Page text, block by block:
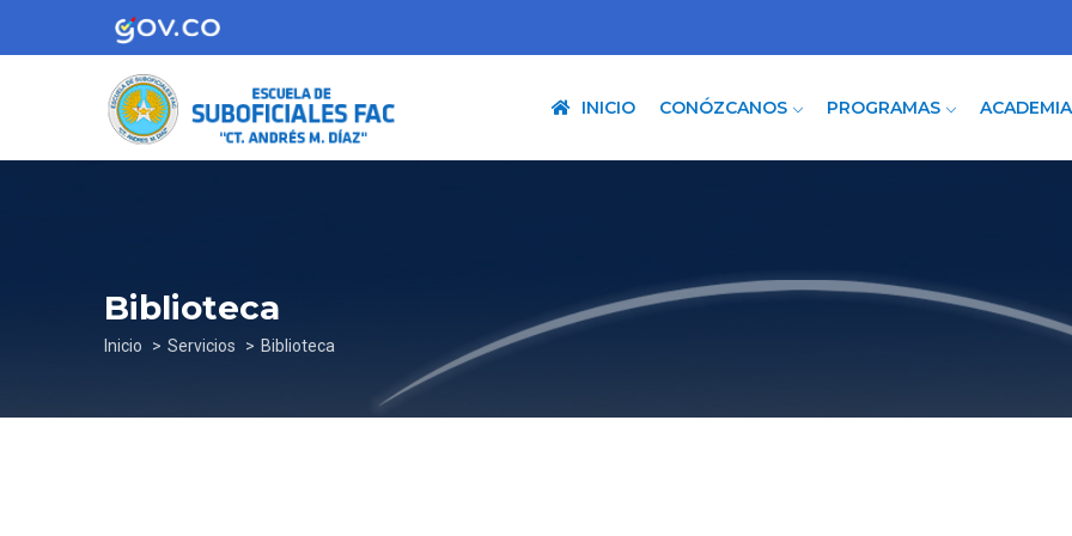
INICIO CONÓZCANOS PROGRAMAS ACADEMIA
Biblioteca
Sobrescribir
de
Inicio Servicios Biblioteca